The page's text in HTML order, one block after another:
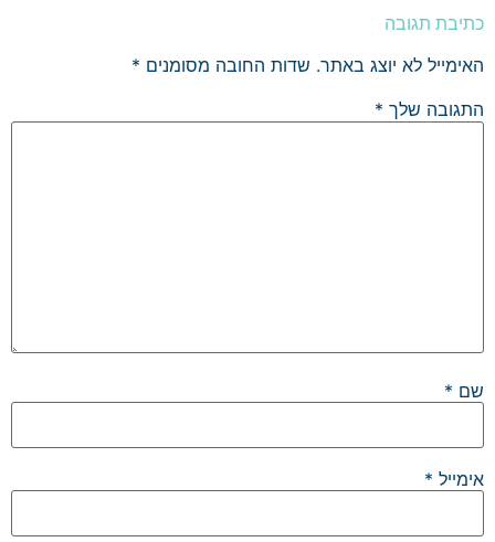
כתיבת תגובה
האימייל לא יוצג באתר. שדות החובה מסומנים *
התגובה שלך *
שם *
אימייל *